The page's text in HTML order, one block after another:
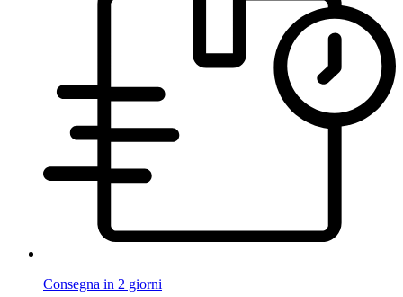
Consegna in 2 giorni